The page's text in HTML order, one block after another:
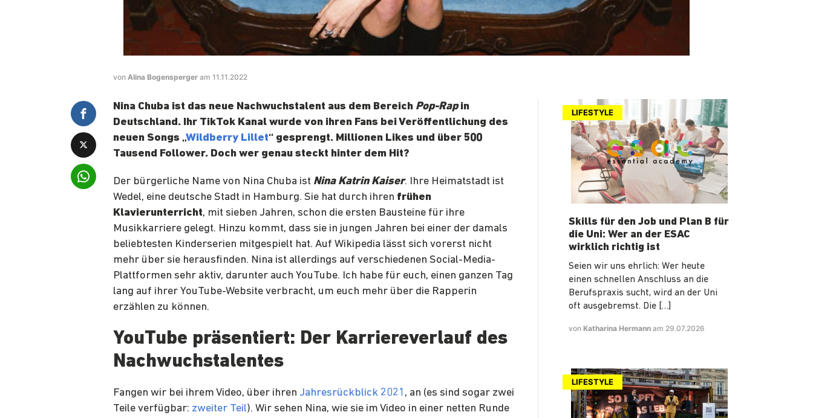
von Alina Bogensperger am 11.11.2022
Nina Chuba ist das neue Nachwuchstalent aus dem Bereich Pop-Rapin
Deutschland. Ihr TikTok Kanal wurde von ihren Fans bei Veröffentlichung des
neuen Songs „Wildberry Lillet“ gesprengt. Millionen Likes und über 500
Tausend Follower. Doch wer genau steckt hinter dem Hit?
Der bürgerliche Name von Nina Chuba ist Nina Katrin Kaiser. Ihre Heimatstadt ist
Wedel, eine deutsche Stadt in Hamburg. Sie hat durch ihren frühen
Klavierunterricht, mit sieben Jahren, schon die ersten Bausteine für ihre
Musikkarriere gelegt. Hinzu kommt, dass sie in jungen Jahren bei einer der damals
beliebtesten Kinderserien mitgespielt hat. Auf Wikipedia lässt sich vorerst nicht
mehr über sie herausfinden. Nina ist allerdings auf verschiedenen Social-Media-
Plattformen sehr aktiv, darunter auch YouTube. Ich habe für euch, einen ganzen Tag
lang auf ihrer YouTube-Website verbracht, um euch mehr über die Rapperin
erzählen zu können.
YouTube präsentiert: Der Karriereverlauf des
Nachwuchstalentes
Fangen wir bei ihrem Video, über ihren Jahresrückblick 2021 , an (es sind sogar zwei
Teile verfügbar: zweiter Teil). Wir sehen Nina, wie sie im Video in einer netten Runde
LIFESTYLE
Skills für den Job und Plan B für
die Uni: Wer an der ESAC
wirklich richtig ist
Seien wir uns ehrlich: Wer heute
einen schnellen Anschluss an die
Berufspraxis sucht, wird an der Uni
oft ausgebremst. Die […]
vonKatharina Hermannam 29.07.2026
LIFESTYLE